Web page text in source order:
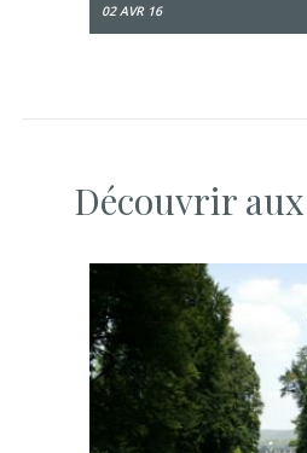
02 AVR 16
Découvrir